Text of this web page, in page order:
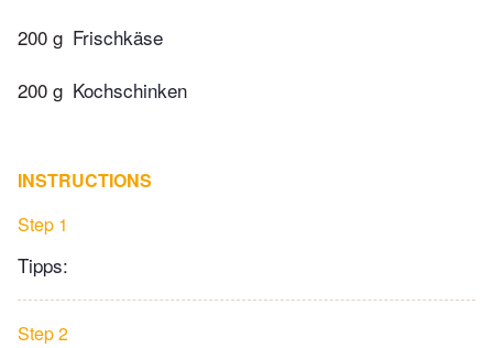
200 g Frischkäse
200 g Kochschinken
INSTRUCTIONS
Step 1
Tipps:
Step 2